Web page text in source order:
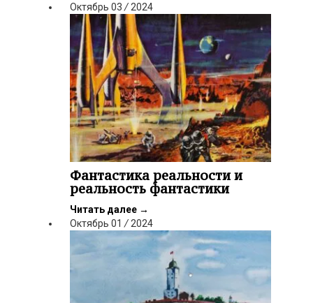
Октябрь 03 / 2024
Фантастика реальности и
реальность фантастики
Читать далее →
Октябрь 01 / 2024